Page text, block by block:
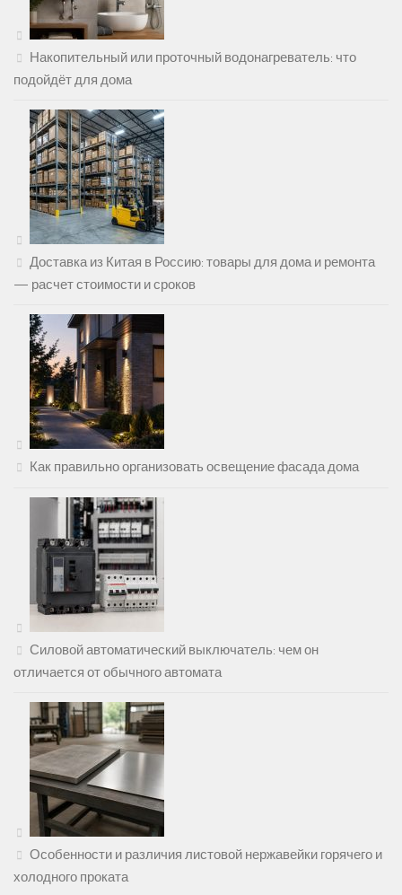
Накопительный или проточный водонагреватель: что
подойдёт для дома
Доставка из Китая в Россию: товары для дома и ремонта
— расчет стоимости и сроков
Как правильно организовать освещение фасада дома
Силовой автоматический выключатель: чем он
отличается от обычного автомата
Особенности и различия листовой нержавейки горячего и
холодного проката